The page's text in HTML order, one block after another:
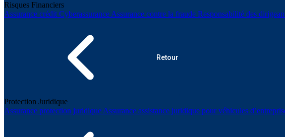
Risques Financiers
Assurance crédit Cyberassurance Assurance contre la fraude Responsabilité des
Retour
Protection Juridique
Assurance protection juridique Assurance assistance juridique pour véhicules